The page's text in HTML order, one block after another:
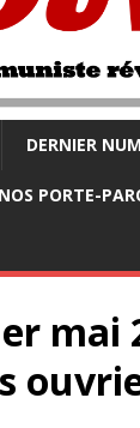
DERNIER
NOS PORTE-
mai